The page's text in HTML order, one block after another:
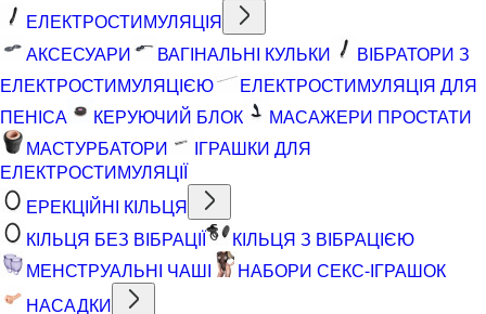
ЕЛЕКТРОСТИМУЛЯЦІЯ
АКСЕСУАРИ
ВАГІНАЛЬНІ КУЛЬКИ
ВІБРАТОРИ З
ЕЛЕКТРОСТИМУЛЯЦІЄЮ
ЕЛЕКТРОСТИМУЛЯЦІЯ ДЛЯ
ПЕНІСА
КЕРУЮЧИЙ БЛОК
МАСАЖЕРИ ПРОСТАТИ
МАСТУРБАТОРИ
ІГРАШКИ ДЛЯ
ЕЛЕКТРОСТИМУЛЯЦІЇ
ЕРЕКЦІЙНІ КІЛЬЦЯ
КІЛЬЦЯ БЕЗ ВІБРАЦІЇ
КІЛЬЦЯ З ВІБРАЦІЄЮ
МЕНСТРУАЛЬНІ ЧАШІ
НАБОРИ СЕКС-ІГРАШОК
НАСАДКИ